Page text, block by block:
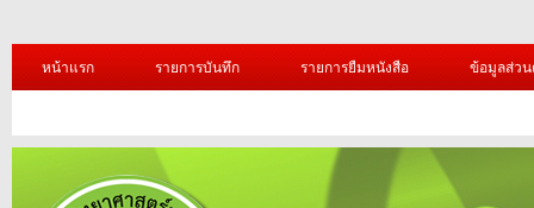
หน้าแรก รายการบันทึก รายการยืมหนังสือ ข้อมูลส่ว